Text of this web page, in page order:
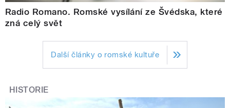
Radio Romano. Romské vysílání ze Švédska, které
zná celý svět
Další články o romské kultuře
HISTORIE